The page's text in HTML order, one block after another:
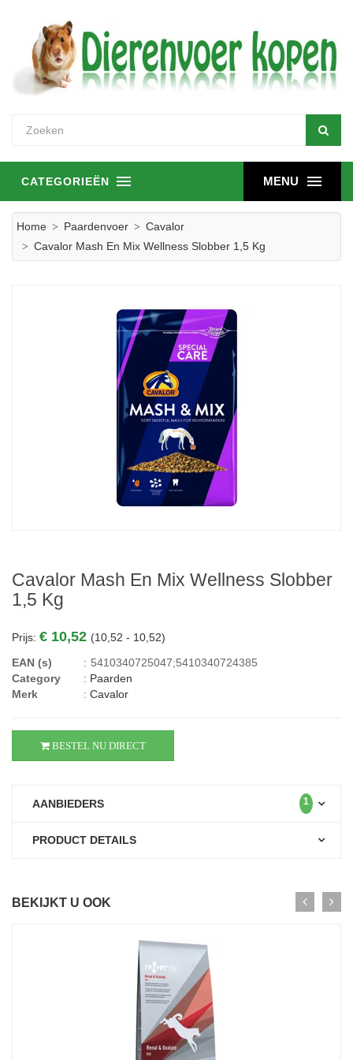
MENU
CATEGORIEËN
Home Paardenvoer
Cavalor
Cavalor Mash En Mix Wellness Slobber 1,5 Kg
Cavalor Mash En Mix Wellness Slobber
1,5 Kg
Prijs: € 10,52 (10,52 - 10,52)
EAN (s)
: 5410340725047;5410340724385
Category
: Paarden
Merk
: Cavalor
BESTEL NU DIRECT
AANBIEDERS 1
PRODUCT DETAILS
BEKIJKT U OOK